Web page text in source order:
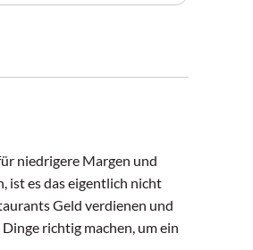
niedrigere Margen und
ist es das eigentlich nicht
Geld verdienen und
richtig machen, um ein